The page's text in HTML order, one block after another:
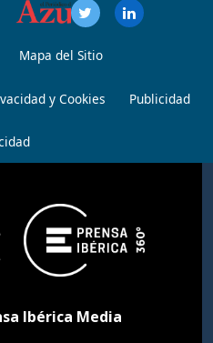
Mapa del Sitio
y Cookies Publicidad
Ibérica Media